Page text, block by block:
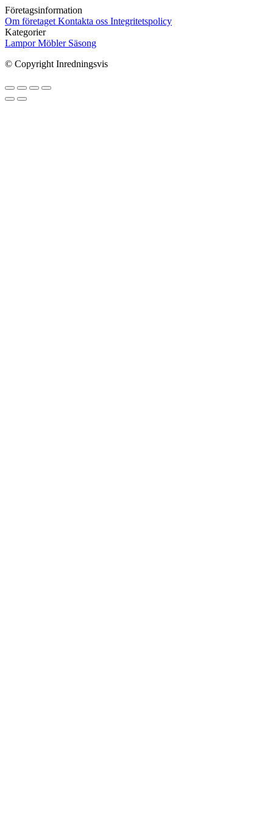
Företagsinformation
Om företaget Kontakta oss Integritetspolicy
Kategorier
LamporMöbler Säsong
© Copyright Inredningsvis